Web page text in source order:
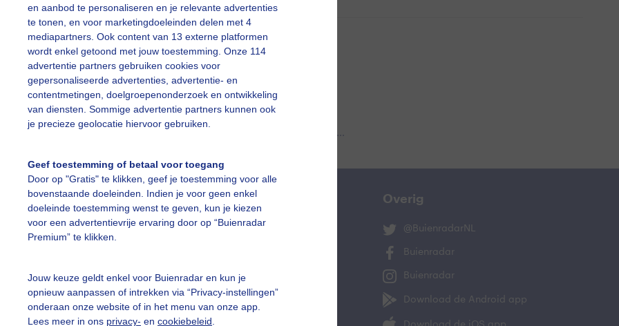
en aanbod te personaliseren en je relevante advertenties
te tonen, en voor marketingdoeleinden delen met 4
mediapartners. Ook content van 13 externe platformen
wordt enkel getoond met jouw toestemming. Onze 114
advertentie partners gebruiken cookies voor
gepersonaliseerde advertenties, advertentie- en
contentmetingen, doelgroepenonderzoek en ontwikkeling
van diensten. Sommige advertentie partners kunnen ook
je precieze geolocatie hiervoor gebruiken.
Geef toestemming of betaal voor toegang
Door op "Gratis" te klikken, geef je toestemming voor alle
bovenstaande doeleinden. Indien je voor geen enkel
doeleinde toestemming wenst te geven, kun je kiezen
voor een advertentievrije ervaring door op “Buienradar
Premium” te klikken.
Jouw keuze geldt enkel voor Buienradar en kun je
opnieuw aanpassen of intrekken via “Privacy-instellingen”
onderaan onze website of in het menu van onze app.
Lees meer in ons privacy- en cookiebeleid
slideshow
vragen
Mijn weer
De Bilt
Overig
@BuienradarNL
Buienradar
Buienradar
Download de Android app